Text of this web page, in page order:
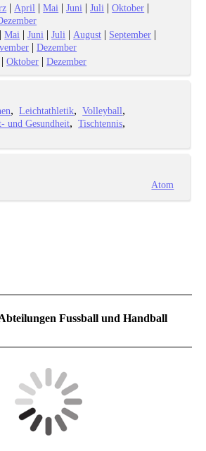
| April |Mai |Juni |Juli |Oktober |
|Mai |Juni |Juli | August | September |
|Dezember
|Oktober |Dezember
Leichtathletik
Volleyball
und Gesundheit
Tischtennis
Atom
Fussball und Handball